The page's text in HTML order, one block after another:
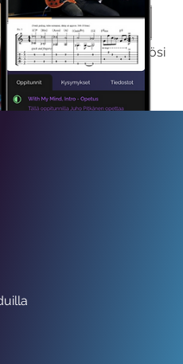
koko sisältömme käyttöösi
ajaksi.